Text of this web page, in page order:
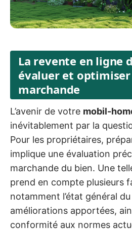
La revente en ligne
évaluer et
marchande
L’avenir de votre mobil-
inévitablement par la
Pour les propriétaires,
implique une évaluation
marchande du bien. Une
prend en compte plusieurs
notamment l’état général
améliorations apportées,
conformité aux normes